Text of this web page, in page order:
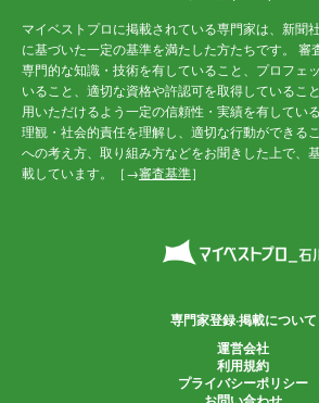
マイベストプロに掲載されている専門家は、新聞
に基づいた一定の基準を満たした方たちです。 審
専門的な知識・技術を有していること、プロフェ
いること、適切な資格や許認可を取得しているこ
用いただけるよう一定の信頼性・実績を有してい
理観・社会的責任を理解し、適切な行動ができる
への考え方、取り組み方などをお聞きした上で、
載しています。［→審査基準］
専門家登録·掲載について
運営会社
利用規約
プライバシーポリシー